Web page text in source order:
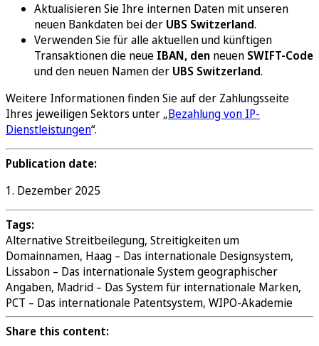
Aktualisieren Sie Ihre internen Daten mit unseren
neuen Bankdaten bei der UBS Switzerland.
Verwenden Sie für alle aktuellen und künftigen
Transaktionen die neue IBAN, den neuen SWIFT-Code
und den neuen Namen der UBS Switzerland.
Weitere Informationen finden Sie auf der Zahlungsseite
Ihres jeweiligen Sektors unter „Bezahlung von IP-
Dienstleistungen“.
Publication date:
1. Dezember 2025
Tags:
Alternative Streitbeilegung, Streitigkeiten um
Domainnamen, Haag – Das internationale Designsystem,
Lissabon – Das internationale System geographischer
Angaben, Madrid – Das System für internationale Marken,
PCT – Das internationale Patentsystem, WIPO-Akademie
Share this content: